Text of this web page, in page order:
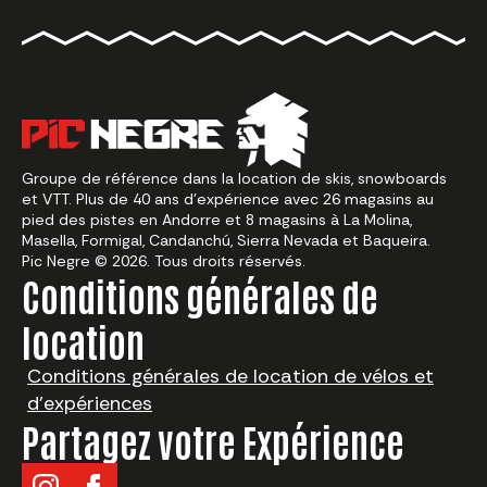
Groupe de référence dans la location de skis, snowboards
et VTT. Plus de 40 ans d’expérience avec 26 magasins au
pied des pistes en Andorre et 8 magasins à La Molina,
Masella, Formigal, Candanchú, Sierra Nevada et Baqueira.
Pic Negre © 2026. Tous droits réservés.
Conditions générales de
location
Conditions générales de location de vélos et
d’expériences
Partagez votre Expérience